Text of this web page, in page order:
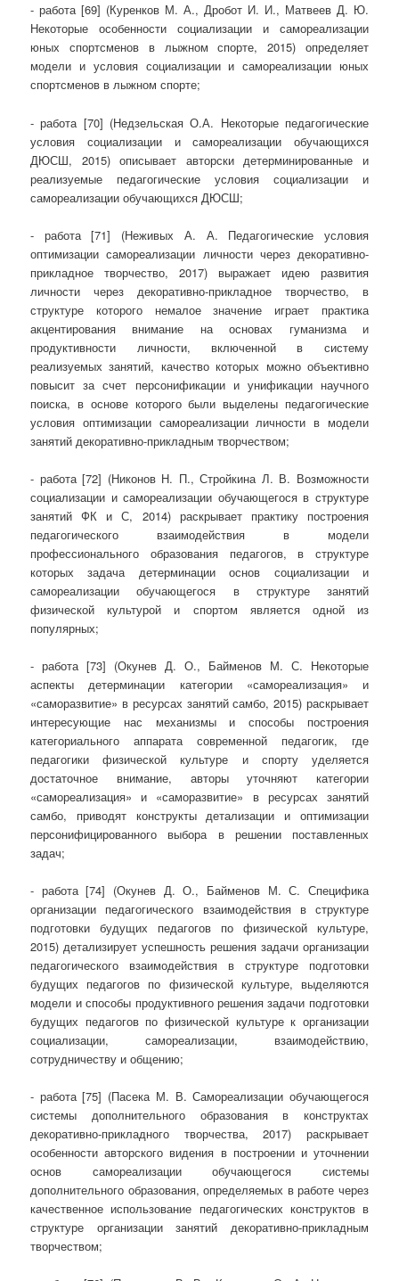
- работа [69] (Куренков М. А., Дробот И. И., Матвеев Д. Ю.
Некоторые особенности социализации и самореализации
юных спортсменов в лыжном спорте, 2015) определяет
модели и условия социализации и самореализации юных
спортсменов в лыжном спорте;
- работа [70] (Недзельская О.А. Некоторые педагогические
условия социализации и самореализации обучающихся
ДЮСШ, 2015) описывает авторски детерминированные и
реализуемые педагогические условия социализации и
самореализации обучающихся ДЮСШ;
- работа [71] (Неживых А. А. Педагогические условия
оптимизации самореализации личности через декоративно-
прикладное творчество, 2017) выражает идею развития
личности через декоративно-прикладное творчество, в
структуре которого немалое значение играет практика
акцентирования внимание на основах гуманизма и
продуктивности личности, включенной в систему
реализуемых занятий, качество которых можно объективно
повысит за счет персонификации и унификации научного
поиска, в основе которого были выделены педагогические
условия оптимизации самореализации личности в модели
занятий декоративно-прикладным творчеством;
- работа [72] (Никонов Н. П., Стройкина Л. В. Возможности
социализации и самореализации обучающегося в структуре
занятий ФК и С, 2014) раскрывает практику построения
педагогического взаимодействия в модели
профессионального образования педагогов, в структуре
которых задача детерминации основ социализации и
самореализации обучающегося в структуре занятий
физической культурой и спортом является одной из
популярных;
- работа [73] (Окунев Д. О., Байменов М. С. Некоторые
аспекты детерминации категории «самореализация» и
«саморазвитие» в ресурсах занятий самбо, 2015) раскрывает
интересующие нас механизмы и способы построения
категориального аппарата современной педагогик, где
педагогики физической культуре и спорту уделяется
достаточное внимание, авторы уточняют категории
«самореализация» и «саморазвитие» в ресурсах занятий
самбо, приводят конструкты детализации и оптимизации
персонифицированного выбора в решении поставленных
задач;
- работа [74] (Окунев Д. О., Байменов М. С. Специфика
организации педагогического взаимодействия в структуре
подготовки будущих педагогов по физической культуре,
2015) детализирует успешность решения задачи организации
педагогического взаимодействия в структуре подготовки
будущих педагогов по физической культуре, выделяются
модели и способы продуктивного решения задачи подготовки
будущих педагогов по физической культуре к организации
социализации, самореализации, взаимодействию,
сотрудничеству и общению;
- работа [75] (Пасека М. В. Самореализации обучающегося
системы дополнительного образования в конструктах
декоративно-прикладного творчества, 2017) раскрывает
особенности авторского видения в построении и уточнении
основ самореализации обучающегося системы
дополнительного образования, определяемых в работе через
качественное использование педагогических конструктов в
структуре организации занятий декоративно-прикладным
творчеством;